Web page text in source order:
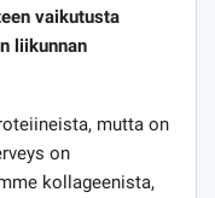
vaikutusta
liikunnan
mutta on
on
kollageenista,